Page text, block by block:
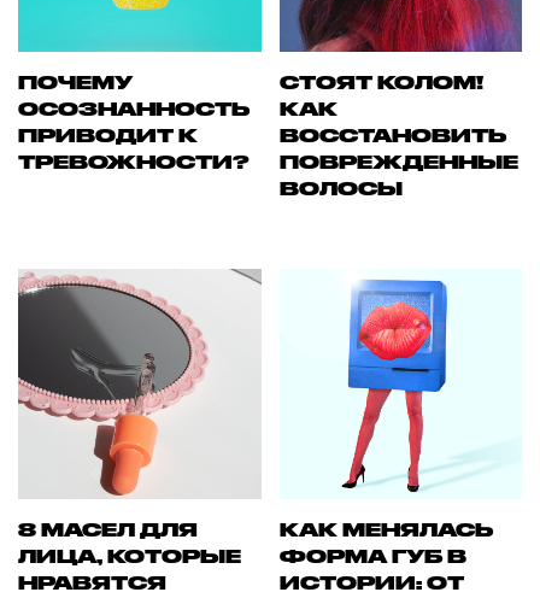
ПОЧЕМУ
ОСОЗНАННОСТЬ
ПРИВОДИТ К
ТРЕВОЖНОСТИ?
СТОЯТ КОЛОМ!
КАК
ВОССТАНОВИТЬ
ПОВРЕЖДЕННЫЕ
ВОЛОСЫ
8 МАСЕЛ ДЛЯ
ЛИЦА, КОТОРЫЕ
НРАВЯТСЯ
КАК МЕНЯЛАСЬ
ФОРМА ГУБ В
ИСТОРИИ: ОТ